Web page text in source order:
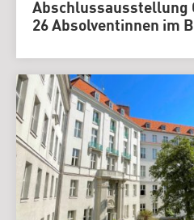
Abschlussausstellung
26 Absolventinnen im